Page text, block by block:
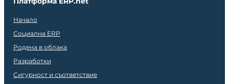
Начало
Социална ERP
Родена в облака
Разработки
Сигурност и съответствие